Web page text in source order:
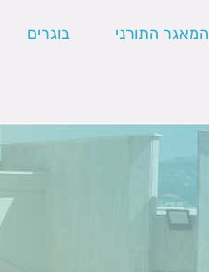
המאגר התורני בוגרים